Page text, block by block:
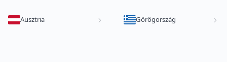
Ausztria Görögország